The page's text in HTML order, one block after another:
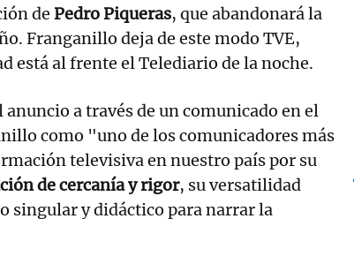
de Pedro Piqueras, que abandonará la
Franganillo deja de este modo TVE,
está al frente el Telediario de la noche.
a través de un comunicado en el
como "uno de los comunicadores más
televisiva en nuestro país por su
de cercanía y rigor, su versatilidad
singular y didáctico para narrar la